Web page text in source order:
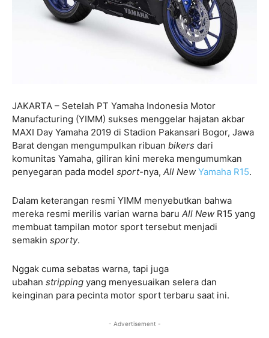
JAKARTA – Setelah PT Yamaha Indonesia Motor
Manufacturing (YIMM) sukses menggelar hajatan akbar
MAXI Day Yamaha 2019 di Stadion Pakansari Bogor, Jawa
Barat dengan mengumpulkan ribuan bikers dari
komunitas Yamaha, giliran kini mereka mengumumkan
penyegaran pada model sport-nya, All New Yamaha R15.
Dalam keterangan resmi YIMM menyebutkan bahwa
mereka resmi merilis varian warna baru All New R15 yang
membuat tampilan motor sport tersebut menjadi
semakin sporty.
Nggak cuma sebatas warna, tapi juga
ubahan stripping yang menyesuaikan selera dan
keinginan para pecinta motor sport terbaru saat ini.
- Advertisement -